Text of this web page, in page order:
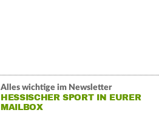
Alles wichtige im Newsletter
HESSISCHER SPORT IN EURER
MAILBOX